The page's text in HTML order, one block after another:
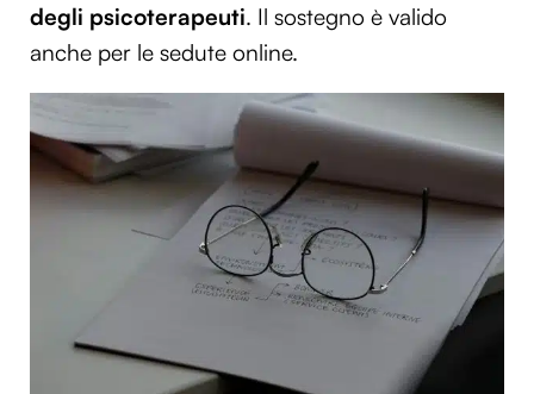
degli psicoterapeuti. Il sostegno è valido
anche per le sedute online.